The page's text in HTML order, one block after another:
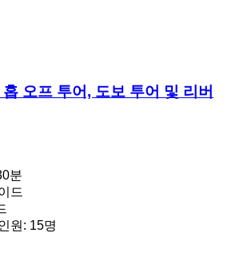
오프 투어, 도보 투어 및 리버
분
드
원: 15명